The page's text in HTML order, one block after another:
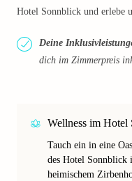
Hotel Sonnblick und erlebe
Deine
dich im Zimmerpreis
Wellness im Hotel
Tauch ein in eine
des Hotel Sonnblick
heimischem